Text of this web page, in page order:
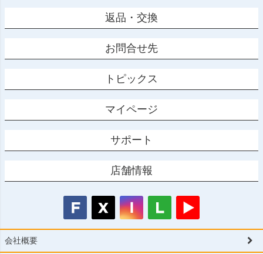
返品・交換
お問合せ先
トピックス
マイページ
サポート
店舗情報
会社概要